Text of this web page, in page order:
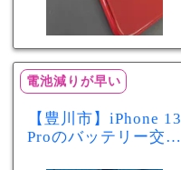
電池減りが早い
【豊川市】iPhone 13
Proのバッテリー交換